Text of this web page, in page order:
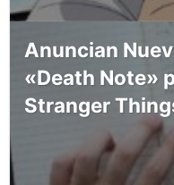
Anuncian
«Death Note»
Stranger